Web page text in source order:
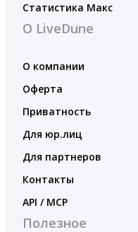
Статистика Макс
О LiveDune
О компании
Оферта
Приватность
Для юр.лиц
Для партнеров
Контакты
API / MCP
Полезное